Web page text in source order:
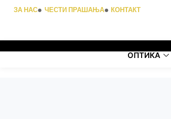
ОПТИКА
ЗА НАС ЧЕСТИ ПРАШАЊА КОНТАКТ